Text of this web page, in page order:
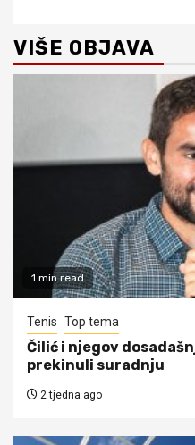
VIŠE OBJAVA
1 min read
Tenis Top tema
Čilić i njegov
prekinuli suradnju
2 tjedna ago